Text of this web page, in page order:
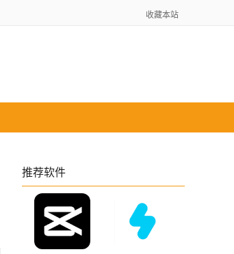
收藏本站
推荐软件